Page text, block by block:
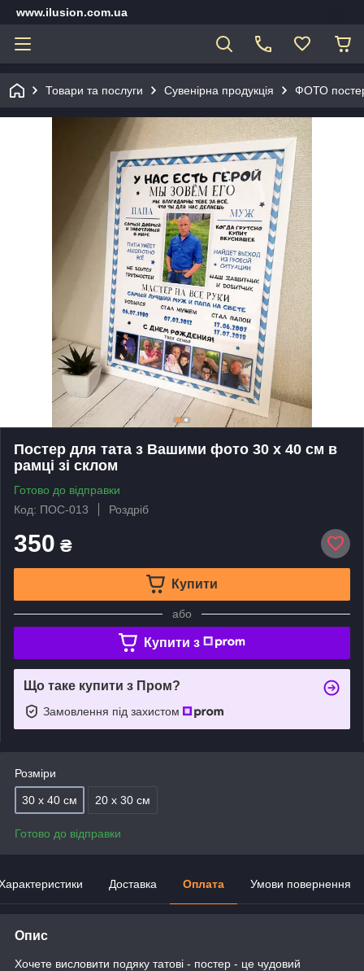
www.ilusion.com.ua
Товари та послуги Сувенірна продукція ФОТО
Постер для тата з Вашими фото 30 х 40 см в
рамці зі склом
Готово до відправки
Код: ПОС-013
Роздріб
350 ₴
Купити
або
Купити з
Що таке купити з Пром?
Замовлення під захистом
Розміри
30 х 40 см 20 х 30 см
Готово до відправки
Доставка Оплата Умови повернення
Опис
Хочете висловити подяку татові - постер - це чудовий